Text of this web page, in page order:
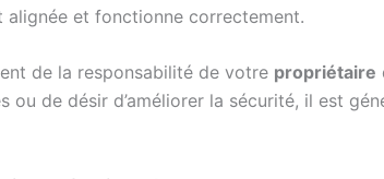
et fonctionne correctement.
de la responsabilité de votre propriétaire
ou de désir d’améliorer la sécurité, il est